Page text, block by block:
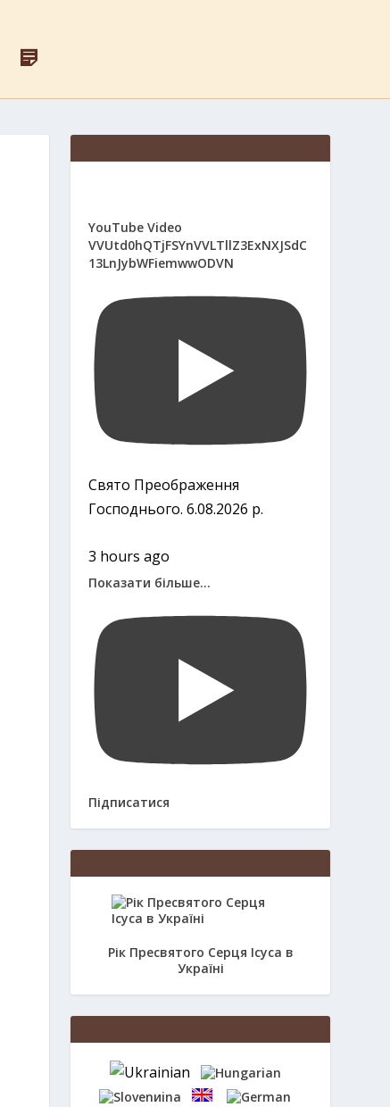
Д
С
YouTube Video
VVUtd0hQTjFSYnVVLTllZ3ExNXJSdC
13LnJybWFiemwwODVN
Свято Преображення
Господнього. 6.08.2026 р.
3 hours ago
Показати більше...
Підписатися
Рік Пресвятого Серця Ісуса в
Україні